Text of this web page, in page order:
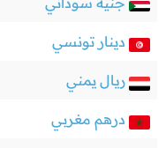
دينار تونسي
ريال يمني
درهم مغربي